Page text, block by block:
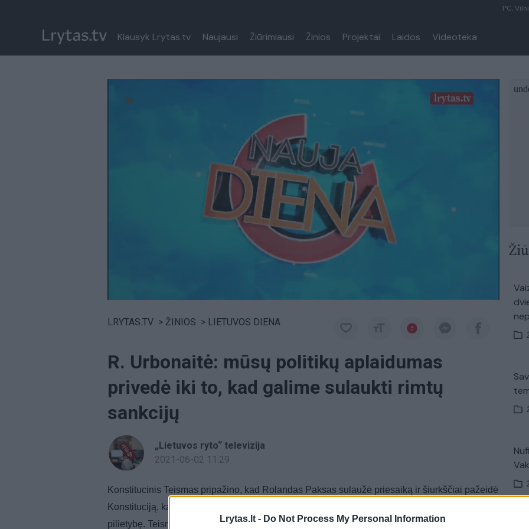
Lrytas.lt - Do Not Process My Personal Information
1°C,
Klausyk Lrytas.tv Naujausi Žiūrimiausi Žinios Projektai Laidos Videoteka
LRYTAS.TV > ŽINIOS > LIETUVOS DIENA
R. Urbonaitė: mūsų politikų aplaidumas
privedė iki to, kad galime sulaukti rimtų
sankcijų
„Lietuvos ryto“ televizija
2021-06-02 11:29
Konstitucinis Teismas pripažino, kad Rolandas Paksas sulaužė priesaiką ir šiurkščiai pažeidė
Konstituciją, kai išimties tvarka savo finansiniam rėmėjui Jurijui Borisovui suteikė Lietuvos
pilietybę. Teismas yra išaiškinęs, kad per apkaltą posto netekęs asmuo iki gyvos galvos